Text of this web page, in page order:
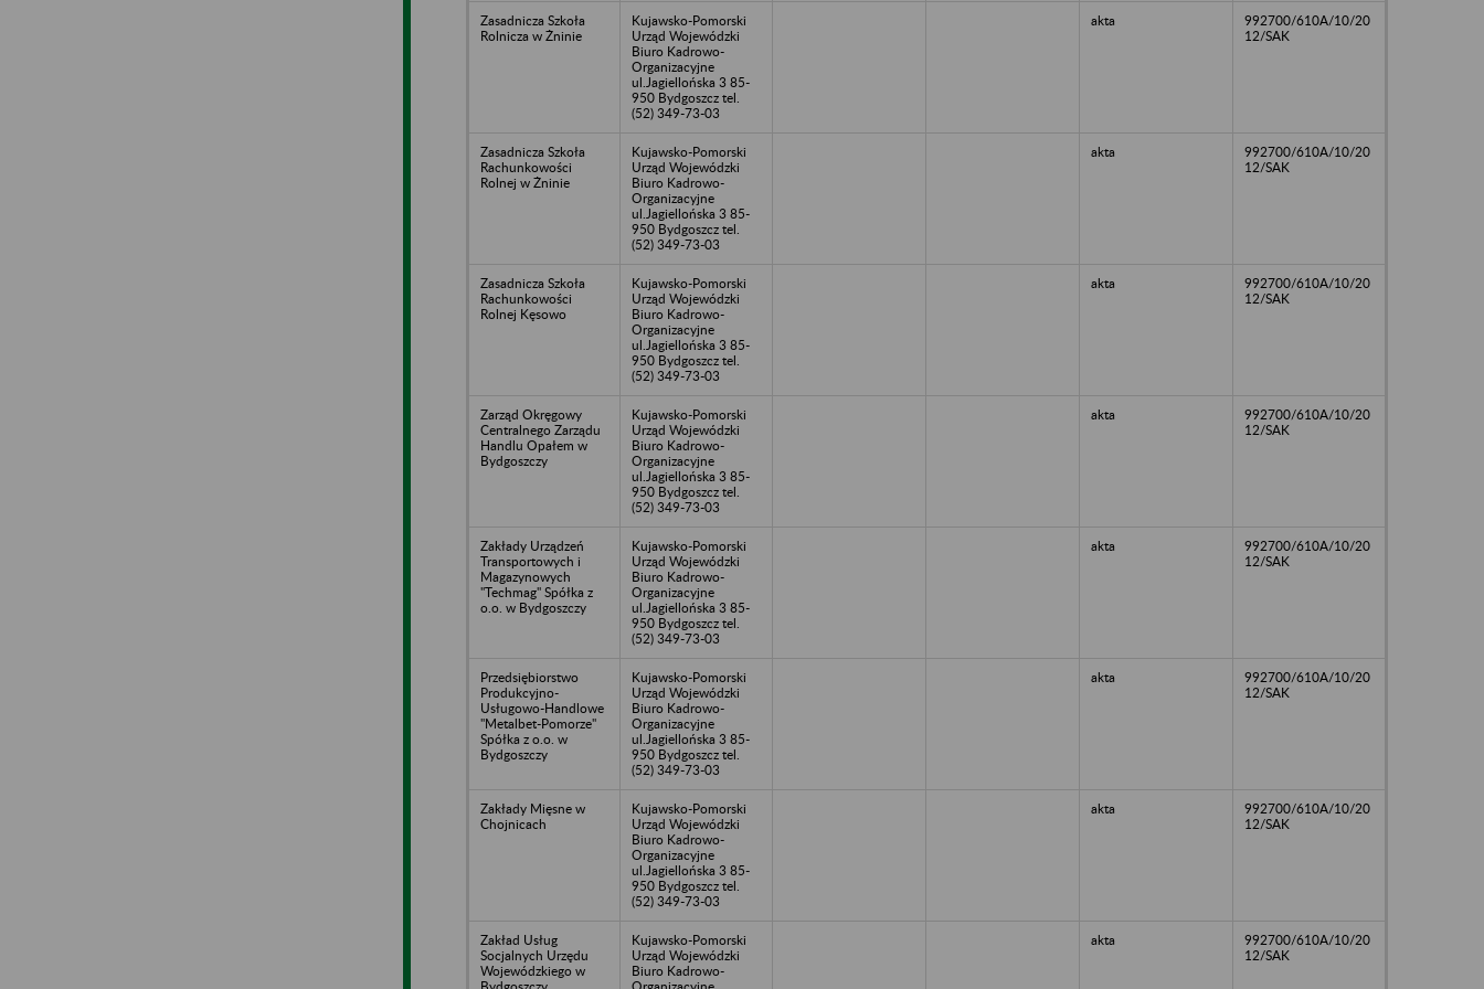
Zasadnicza Szkoła
Rolnicza w Żninie
Kujawsko-Pomorski
Urząd Wojewódzki
Biuro Kadrowo-
Organizacyjne
ul.Jagiellońska 3 85-
950 Bydgoszcz tel.
(52) 349-73-03
akta
992700/610A/10/20
12/SAK
Zasadnicza Szkoła
Rachunkowości
Rolnej w Żninie
Kujawsko-Pomorski
Urząd Wojewódzki
Biuro Kadrowo-
Organizacyjne
ul.Jagiellońska 3 85-
950 Bydgoszcz tel.
(52) 349-73-03
akta
992700/610A/10/20
12/SAK
Zasadnicza Szkoła
Rachunkowości
Rolnej Kęsowo
Kujawsko-Pomorski
Urząd Wojewódzki
Biuro Kadrowo-
Organizacyjne
ul.Jagiellońska 3 85-
950 Bydgoszcz tel.
(52) 349-73-03
akta
992700/610A/10/20
12/SAK
Zarząd Okręgowy
Centralnego Zarządu
Handlu Opałem w
Bydgoszczy
Kujawsko-Pomorski
Urząd Wojewódzki
Biuro Kadrowo-
Organizacyjne
ul.Jagiellońska 3 85-
950 Bydgoszcz tel.
(52) 349-73-03
akta
992700/610A/10/20
12/SAK
Zakłady Urządzeń
Transportowych i
Magazynowych
"Techmag" Spółka z
o.o. w Bydgoszczy
Kujawsko-Pomorski
Urząd Wojewódzki
Biuro Kadrowo-
Organizacyjne
ul.Jagiellońska 3 85-
950 Bydgoszcz tel.
(52) 349-73-03
akta
992700/610A/10/20
12/SAK
Przedsiębiorstwo
Produkcyjno-
Usługowo-Handlowe
"Metalbet-Pomorze"
Spółka z o.o. w
Bydgoszczy
Kujawsko-Pomorski
Urząd Wojewódzki
Biuro Kadrowo-
Organizacyjne
ul.Jagiellońska 3 85-
950 Bydgoszcz tel.
(52) 349-73-03
akta
992700/610A/10/20
12/SAK
Zakłady Mięsne w
Chojnicach
Kujawsko-Pomorski
Urząd Wojewódzki
Biuro Kadrowo-
Organizacyjne
ul.Jagiellońska 3 85-
950 Bydgoszcz tel.
(52) 349-73-03
akta
992700/610A/10/20
12/SAK
Zakład Usług
Socjalnych Urzędu
Wojewódzkiego w
Kujawsko-Pomorski
Urząd Wojewódzki
Biuro Kadrowo-
akta
992700/610A/10/20
12/SAK